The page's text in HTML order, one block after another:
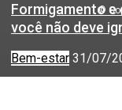
Formigamento e
você não deve
Bem-estar 31/07/
©